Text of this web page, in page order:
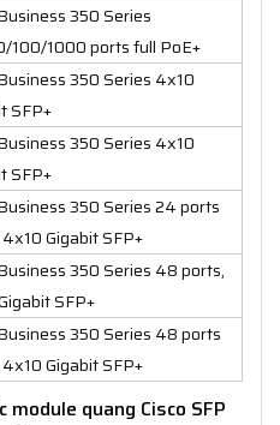
350 Series
100/1000 ports full PoE+
350 Series 4x10
SFP+
350 Series 4x10
SFP+
350 Series 24 ports
Gigabit SFP+
350 Series 48 ports,
SFP+
350 Series 48 ports
Gigabit SFP+
quang Cisco SFP